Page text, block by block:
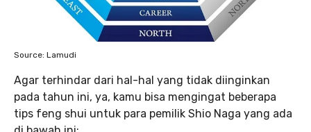
Source: Lamudi
Agar terhindar dari hal-hal yang tidak diinginkan
pada tahun ini, ya, kamu bisa mengingat beberapa
tips feng shui untuk para pemilik Shio Naga yang ada